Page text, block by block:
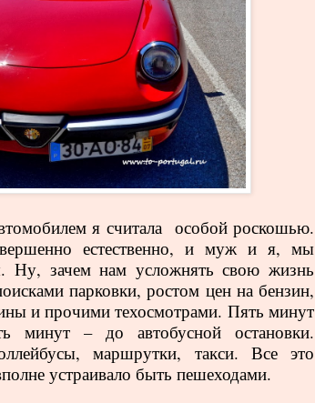
я считала особой роскошью.
естественно, и муж и я, мы
Ну, зачем нам усложнять свою жизнь
парковки, ростом цен на бензин,
и прочими техосмотрами. Пять минут
минут – до автобусной остановки.
маршрутки, такси. Все это
устраивало быть пешеходами.